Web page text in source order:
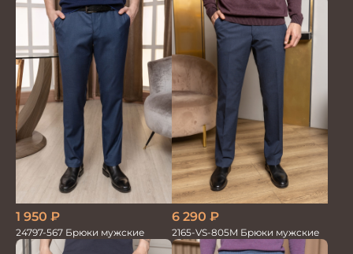
1 950 ₽
24797-567 Брюки мужские
6 290 ₽
2165-VS-805M Брюки мужские